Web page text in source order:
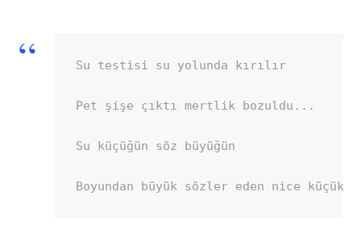
Su testisi su yolunda kırılır
Pet şişe çıktı mertlik bozuldu...
Su küçüğün söz büyüğün
Boyundan büyük sözler eden nice